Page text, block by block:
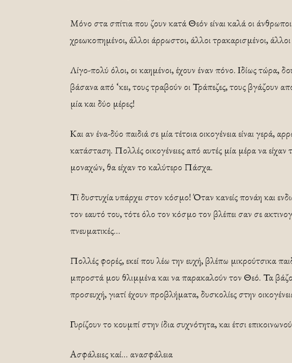
Μόνο στα σπίτια που ζουν κατά Θεόν είναι καλά οι
χρεωκοπημένοι, άλλοι άρρωστοι, άλλοι τρακαρισμένοι,
Λίγο-πολύ όλοι, οι καημένοι, έχουν έναν πόνο. Ιδίως τώρα,
βάσανα από ‘κει, τους τραβούν οι Τράπεζες, τους βγάζουν
μία και δύο μέρες!
Και αν ένα-δύο παιδιά σε μία τέτοια οικογένεια είναι γερά,
κατάσταση. Πολλές οικογένειες από αυτές μία μέρα να είχαν
μοναχών, θα είχαν το καλύτερο Πάσχα.
Τί δυστυχία υπάρχει στον κόσμο! Όταν κανείς πονάη και
τον εαυτό του, τότε όλο τον κόσμο τον βλέπει σαν σε
πνευματικές…
Πολλές φορές, εκεί που λέω την ευχή, βλέπω μικρούτσικα
μπροστά μου θλιμμένα και να παρακαλούν τον Θεό. Τα
προσευχή, γιατί έχουν προβλήματα, δυσκολίες στην
Γυρίζουν το κουμπί στην ίδια συχνότητα, και έτσι
Ασφάλειες καί… ανασφάλεια